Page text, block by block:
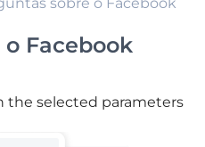
Facebook
the selected parameters